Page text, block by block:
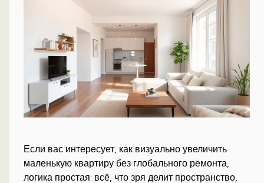
Если вас интересует, как визуально увеличить
маленькую квартиру без глобального ремонта,
логика простая: всё, что зря делит пространство,